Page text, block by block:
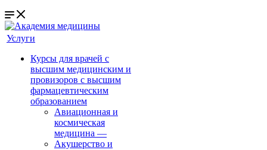
Услуги
Курсы для врачей с
высшим медицинским и
провизоров с высшим
фармацевтическим
образованием
Авиационная и
космическая
медицина —
Акушерство и